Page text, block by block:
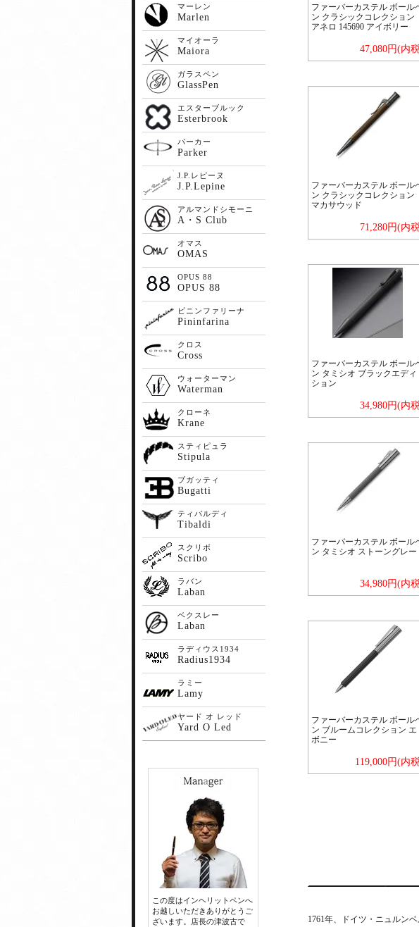
ファーバーカステル ボール
ン クラシックコレクション
アネロ 145690 アイボリー
47,080円(内
ファーバーカステル ボール
ン クラシックコレクション
マカサウッド
71,280円(内
ファーバーカステル ボール
ン タミシオ ブラックエディ
ション
34,980円(内
ファーバーカステル ボール
ン タミシオ ストーングレー
34,980円(内
ファーバーカステル ボール
ン ブルームコレクション エ
ボニー
119,000円(内
1761年、ドイツ・ニュルン
マーレン
Marlen
マイオーラ
Maiora
ガラスペン
GlassPen
エスターブルック
Esterbrook
パーカー
Parker
J.P.レピーヌ
J.P.Lepine
アルマンドシモーニ
A・S Club
オマス
OMAS
OPUS 88
OPUS 88
ピニンファリーナ
Pininfarina
クロス
Cross
ウォーターマン
Waterman
クローネ
Krane
スティピュラ
Stipula
ブガッティ
Bugatti
ティバルディ
Tibaldi
スクリボ
Scribo
ラバン
Laban
ベクスレー
Laban
ラディウス1934
Radius1934
ラミー
Lamy
ヤード オ レッド
Yard O Led
この度はインヘリットペンへ
お越しいただきありがとうご
ざいます。店長の津波古で